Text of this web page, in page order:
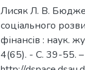
Лисяк Л. В.
соціального
фінансів : наук.
4(65). - С. 39-55.